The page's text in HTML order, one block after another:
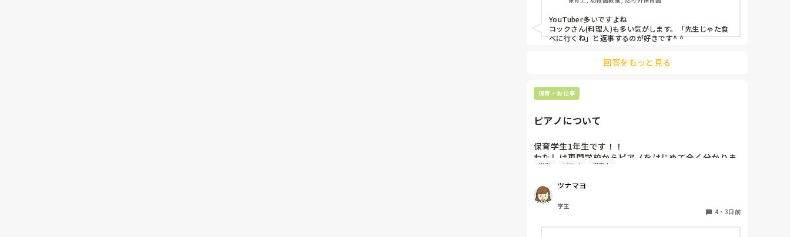
YouTuber多いですよね
コックさん(料理人)も多い気がします。「先生じゃた食
べに行くね」と返事するのが好きです^ ^
回答をもっと見る
保育・お仕事
ピアノについて
保育学生1年生です！！
わたしは専門学校からピアノをはじめて全く分かりま
せん…
まいち家でも練習する気になりません…ピアノ弾け無
さすぎて友達にもこんな苦戦してる人はじめて見たと
言われる始末です🥲︎
保育士になって弾かなきゃいけないと考えるだけでゾ
学生 ピアノ 保育士
ツナマヨ
学生
4 ・ 3日前